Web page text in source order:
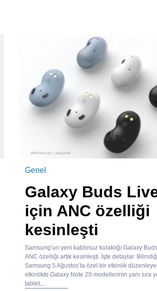
Genel
Galaxy Buds
için ANC özelliği
kesinleşti
Samsung’un yeni kablosuz kulaklığı Galaxy
ANC özelliği artık kesinleşti. İşte detaylar.
Samsung 5 Ağustos’ta özel bir etkinlik
etkinlikte Galaxy Note 20 modellerinin yanı sıra
tablet,...